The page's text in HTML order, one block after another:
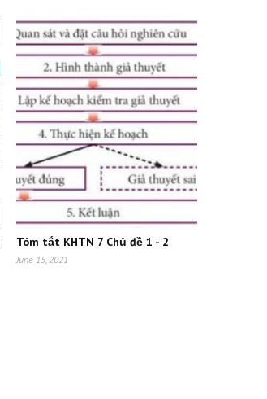
Tóm tắt KHTN 7 Chủ đề 1 - 2
June 15, 2021